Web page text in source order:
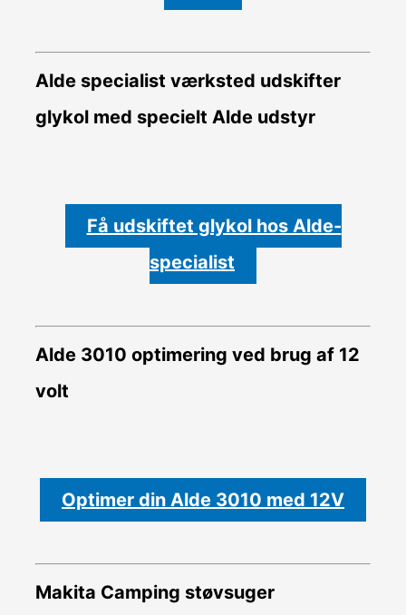
Alde specialist værksted udskifter
glykol med specielt Alde udstyr
Få udskiftet glykol hos Alde-
specialist
Alde 3010 optimering ved brug af 12
volt
Optimer din Alde 3010 med 12V
Makita Camping støvsuger